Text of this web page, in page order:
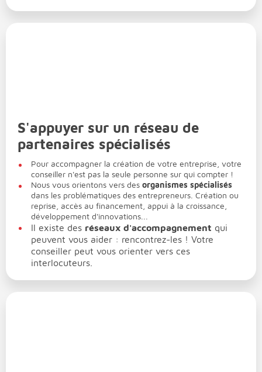
S'appuyer sur un réseau de
partenaires spécialisés
Pour accompagner la création de votre entreprise, votre
conseiller n'est pas la seule personne sur qui compter !
Nous vous orientons vers des organismes spécialisés
dans les problématiques des entrepreneurs. Création ou
reprise, accès au financement, appui à la croissance,
développement d'innovations...
Il existe des réseaux d'accompagnement qui
peuvent vous aider : rencontrez-les ! Votre
conseiller peut vous orienter vers ces
interlocuteurs.